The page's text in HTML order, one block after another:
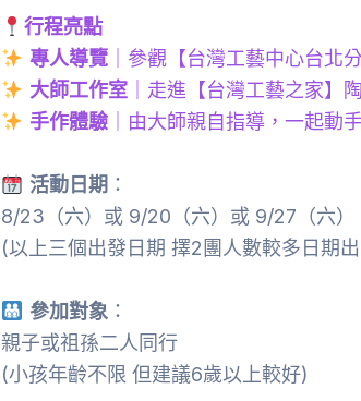
行程亮點
專人導覽｜參觀【台灣工藝中心台北
大師工作室｜走進【台灣工藝之家】
手作體驗｜由大師親自指導，一起動
活動日期 ：
8/23（六）或 9/20（六）或 9/27（六）
(以上三個出發日期 擇2團人數較多日期
參加對象 ：
親子或祖孫二人同行
(小孩年齡不限 但建議6歲以上較好)